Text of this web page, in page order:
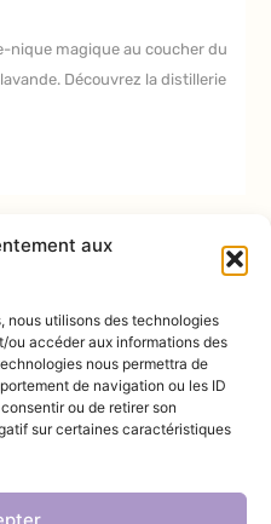
aux
nous utilisons des technologies
accéder aux informations des
nous permettra de
de navigation ou les ID
ou de retirer son
sur certaines caractéristiques
nique magique au coucher du
Découvrez la distillerie